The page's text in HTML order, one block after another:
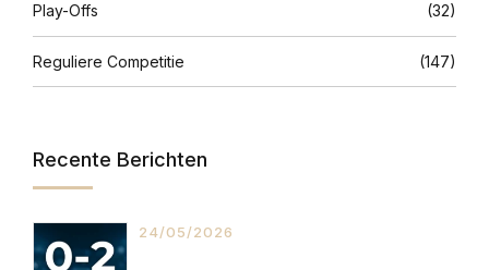
Play-Offs (32)
Reguliere Competitie (147)
Recente Berichten
24/05/2026